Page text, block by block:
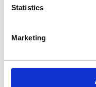
Statistics
Marketing